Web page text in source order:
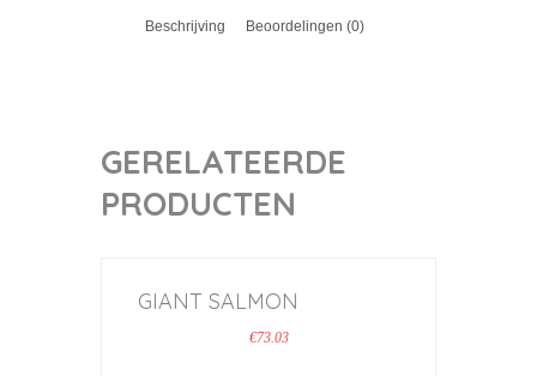
Beschrijving Beoordelingen (0)
GERELATEERDE
PRODUCTEN
GIANT SALMON
€73.03